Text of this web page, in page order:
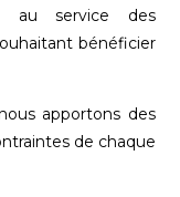
au service des
bénéficier
apportons des
de chaque